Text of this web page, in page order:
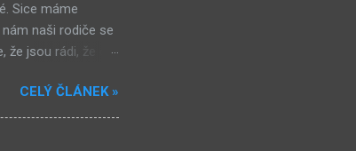
Sice máme
naši rodiče se
že jsou rádi, že od
protože včera
nechce a při
než sem
CELÝ ČLÁNEK »